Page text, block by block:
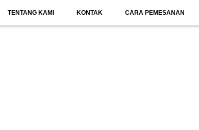
TENTANG KAMI KONTAK CARA PEMESANAN